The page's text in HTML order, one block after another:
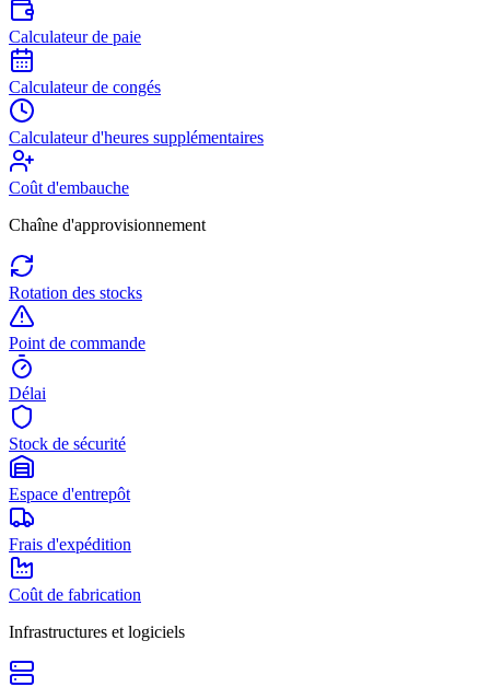
Calculateur de paie
Calculateur de congés
Calculateur d'heures supplémentaires
Coût d'embauche
Chaîne d'approvisionnement
Rotation des stocks
Point de commande
Délai
Stock de sécurité
Espace d'entrepôt
Frais d'expédition
Coût de fabrication
Infrastructures et logiciels